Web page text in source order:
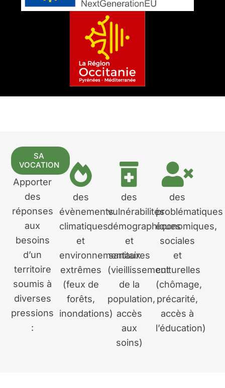
SA
VOCATION
Apporter
des
réponses
aux
besoins
d’un
territoire
soumis à
diverses
pressions
:
des
évènements
climatiques
et
environnementaux
extrêmes
(feux de
forêts,
inondations)
des
vulnérabilités
démographiques
et
sanitaires
(vieillissement
de la
population,
accès
aux
soins)
des
problématiques
économiques,
sociales
et
culturelles
(chômage,
précarité,
accès à
l’éducation)